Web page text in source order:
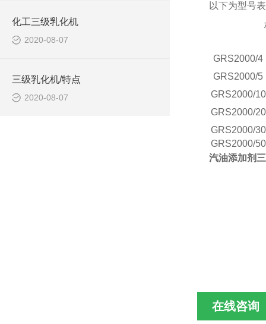
化工三级乳化机
2020-08-07
三级乳化机/特点
2020-08-07
以下为型号
GRS2000/4
GRS2000/5
GRS2000/10
GRS2000/20
GRS2000/30
GRS2000/50
汽油添加剂
在线咨询